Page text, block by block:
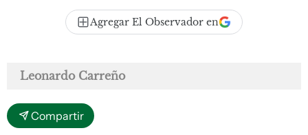
Agregar El Observador en
Leonardo Carreño
Compartir